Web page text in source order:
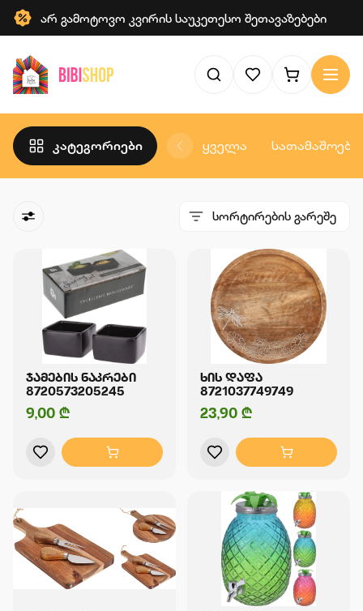
არ გამოტოვო კვირის საუკეთესო შეთავაზებები
კატეგორიები ყველა სათამაშოები
სორტირების გარეშე
ᲯᲐᲛᲔᲑᲘᲡ ᲜᲐᲙᲠᲔᲑᲘ
8720573205245
9,00 ₾
ᲮᲘᲡ ᲓᲐᲤᲐ
8721037749749
23,90 ₾